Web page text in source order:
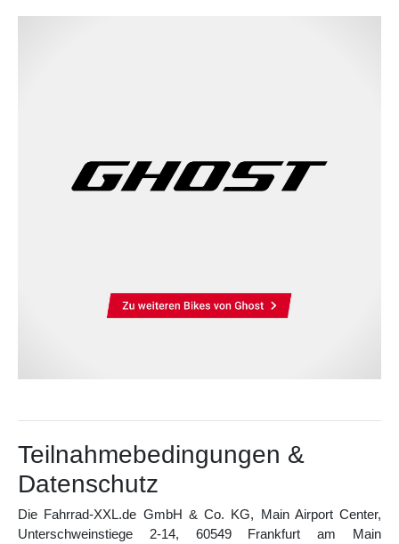
Teilnahmebedingungen &
Datenschutz
Die Fahrrad-XXL.de GmbH & Co. KG, Main Airport Center,
Unterschweinstiege 2-14, 60549 Frankfurt am Main